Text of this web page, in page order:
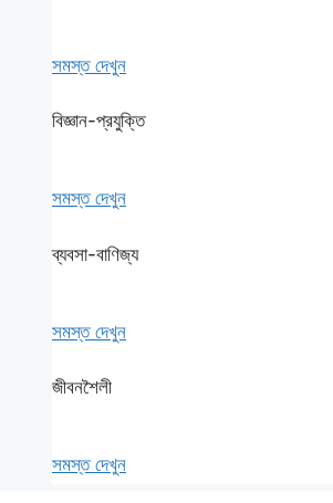
সমস্ত দেখুন
বিজ্ঞান-প্রযুক্তি
সমস্ত দেখুন
ব্যবসা-বাণিজ্য
সমস্ত দেখুন
জীবনশৈলী
সমস্ত দেখুন